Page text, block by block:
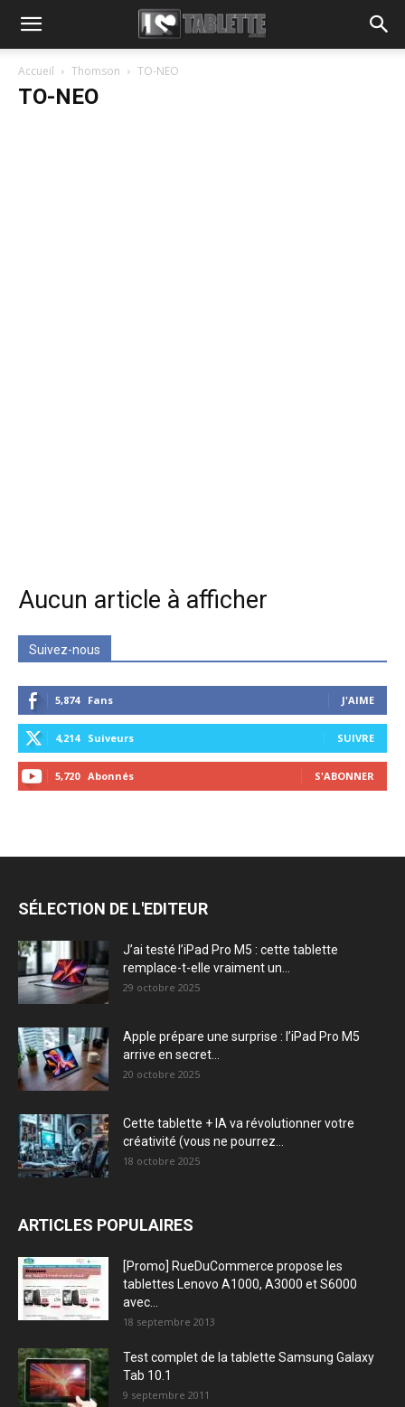
Accueil Thomson TO-NEO
TO-NEO
Aucun article à afficher
Suivez-nous
5,874 Fans J'AIME
4,214 Suiveurs SUIVRE
5,720 Abonnés S'ABONNER
SÉLECTION DE L'EDITEUR
J’ai testé l’iPad Pro M5 : cette tablette
remplace-t-elle vraiment un...
29 octobre 2025
Apple prépare une surprise : l’iPad Pro M5
arrive en secret...
20 octobre 2025
Cette tablette + IA va révolutionner votre
créativité (vous ne pourrez...
18 octobre 2025
ARTICLES POPULAIRES
[Promo] RueDuCommerce propose les
tablettes Lenovo A1000, A3000 et S6000
avec...
18 septembre 2013
Test complet de la tablette Samsung Galaxy
Tab 10.1
9 septembre 2011